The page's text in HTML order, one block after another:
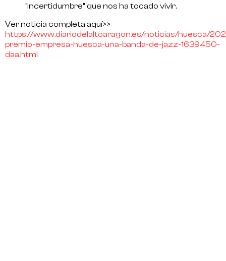
“incertidumbre” que nos ha tocado vivir.
Ver noticia completa aquí>>
https://www.diariodelaltoaragon.es/noticias/huesca/
premio-empresa-huesca-una-banda-de-jazz-1639450-
daa.html